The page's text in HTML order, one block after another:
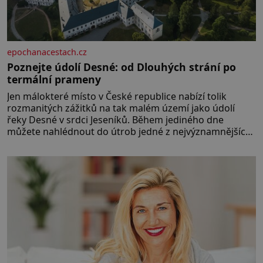
epochanacestach.cz
Poznejte údolí Desné: od Dlouhých strání po
termální prameny
Jen málokteré místo v České republice nabízí tolik
rozmanitých zážitků na tak malém území jako údolí
řeky Desné v srdci Jeseníků. Během jediného dne
můžete nahlédnout do útrob jedné z nejvýznamnějších
hřebeny, projet se na koloběžce a den zakončit
poznáváním památek ve Velkých Losinách nebo v
termálním